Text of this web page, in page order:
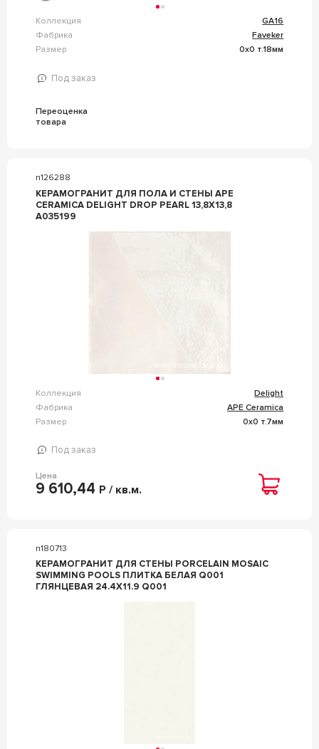
Коллекция
GA16
Фабрика
Faveker
Размер
0x0 т.18мм
Под заказ
Переоценка
товара
n126288
КЕРАМОГРАНИТ ДЛЯ ПОЛА И СТЕНЫ APE
CERAMICA DELIGHT DROP PEARL 13,8X13,8
A035199
Коллекция
Delight
Фабрика
APE Ceramica
Размер
0x0 т.7мм
Под заказ
Цена
9 610,44 Р / кв.м.
n180713
КЕРАМОГРАНИТ ДЛЯ СТЕНЫ PORCELAIN MOSAIC
SWIMMING POOLS ПЛИТКА БЕЛАЯ Q001
ГЛЯНЦЕВАЯ 24.4Х11.9 Q001